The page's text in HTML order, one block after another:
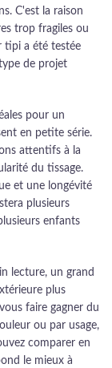
C'est la raison
trop fragiles ou
tipi a été testée
de projet
pour un
en petite série.
attentifs à la
du tissage.
et une longévité
plusieurs
enfants
lecture, un grand
plus
faire gagner du
ou par usage,
comparer en
le mieux à